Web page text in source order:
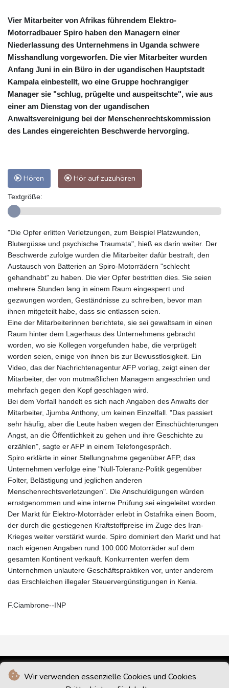
Wir verwenden essenzielle Cookies und Cookies
Vier Mitarbeiter von Afrikas führendem Elektro-
Motorradbauer Spiro haben den Managern einer
Niederlassung des Unternehmens in Uganda schwere
Misshandlung vorgeworfen. Die vier Mitarbeiter wurden
Anfang Juni in ein Büro in der ugandischen Hauptstadt
Kampala einbestellt, wo eine Gruppe hochrangiger
Manager sie "schlug, prügelte und auspeitschte", wie aus
einer am Dienstag von der ugandischen
Anwaltsvereinigung bei der Menschenrechtskommission
des Landes eingereichten Beschwerde hervorging.
Hören Hör auf zuzuhören
Textgröße:
"Die Opfer erlitten Verletzungen, zum Beispiel Platzwunden,
Blutergüsse und psychische Traumata", hieß es darin weiter. Der
Beschwerde zufolge wurden die Mitarbeiter dafür bestraft, den
Austausch von Batterien an Spiro-Motorrädern "schlecht
gehandhabt" zu haben. Die vier Opfer bestritten dies. Sie seien
mehrere Stunden lang in einem Raum eingesperrt und
gezwungen worden, Geständnisse zu schreiben, bevor man
ihnen mitgeteilt habe, dass sie entlassen seien.
Eine der Mitarbeiterinnen berichtete, sie sei gewaltsam in einen
Raum hinter dem Lagerhaus des Unternehmens gebracht
worden, wo sie Kollegen vorgefunden habe, die verprügelt
worden seien, einige von ihnen bis zur Bewusstlosigkeit. Ein
Video, das der Nachrichtenagentur AFP vorlag, zeigt einen der
Mitarbeiter, der von mutmaßlichen Managern angeschrien und
mehrfach gegen den Kopf geschlagen wird.
Bei dem Vorfall handelt es sich nach Angaben des Anwalts der
Mitarbeiter, Jjumba Anthony, um keinen Einzelfall. "Das passiert
sehr häufig, aber die Leute haben wegen der Einschüchterungen
Angst, an die Öffentlichkeit zu gehen und ihre Geschichte zu
erzählen", sagte er AFP in einem Telefongespräch.
Spiro erklärte in einer Stellungnahme gegenüber AFP, das
Unternehmen verfolge eine "Null-Toleranz-Politik gegenüber
Folter, Belästigung und jeglichen anderen
Menschenrechtsverletzungen". Die Anschuldigungen würden
ernstgenommen und eine interne Prüfung sei eingeleitet worden.
Der Markt für Elektro-Motorräder erlebt in Ostafrika einen Boom,
der durch die gestiegenen Kraftstoffpreise im Zuge des Iran-
Krieges weiter verstärkt wurde. Spiro dominiert den Markt und hat
nach eigenen Angaben rund 100.000 Motorräder auf dem
gesamten Kontinent verkauft. Konkurrenten werfen dem
Unternehmen unlautere Geschäftspraktiken vor, unter anderem
das Erschleichen illegaler Steuervergünstigungen in Kenia.
F.Ciambrone--INP